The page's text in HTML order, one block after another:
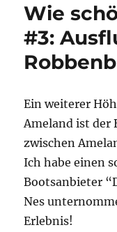
Wie
#3:
Ein weiterer
Ameland ist der
zwischen
Ich habe einen
Bootsanbieter
Nes
Erlebnis!